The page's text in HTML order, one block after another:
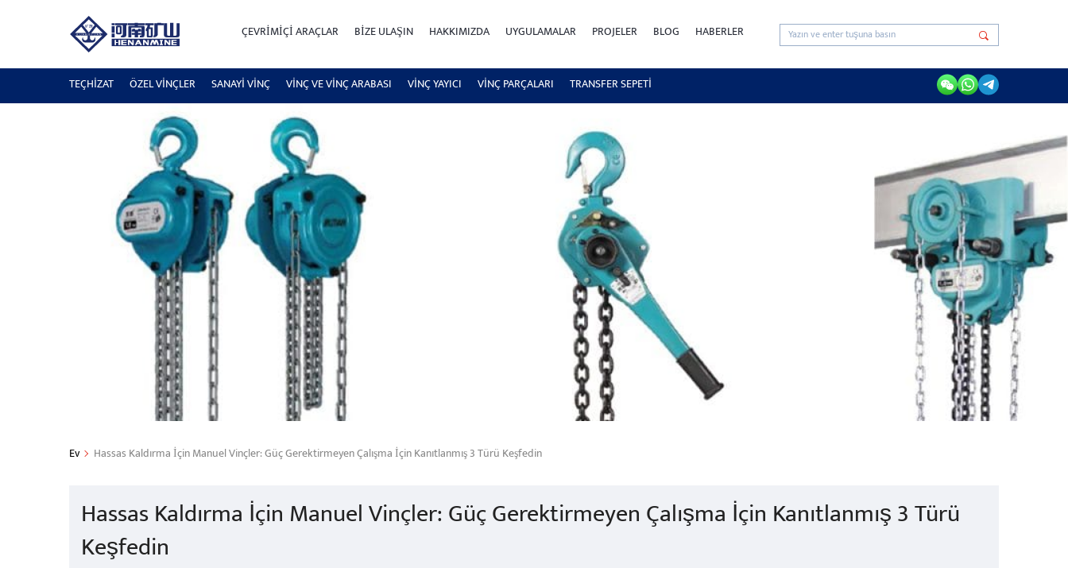
ÇEVRIMIÇI ARAÇLAR BIZE ULAŞIN HAKKIMIZDA UYGULAMALAR PROJELER BLOG HABERLER
TEÇHİZAT ÖZEL VINÇLER SANAYI VINÇ VINÇ VE VINÇ ARABASI VİNÇ YAYICI VİNÇ PARÇALARI TRANSFER SEPETI
Ev Hassas Kaldırma İçin Manuel Vinçler: Güç Gerektirmeyen Çalışma İçin Kanıtlanmış 3 Türü Keşfedin
Hassas Kaldırma İçin Manuel Vinçler: Güç Gerektirmeyen Çalışma İçin Kanıtlanmış 3 Türü
Keşfedin